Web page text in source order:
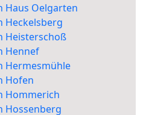
Haus Oelgarten
Heckelsberg
Heisterschoß
Hennef
Hermesmühle
Hofen
Hommerich
Hossenberg